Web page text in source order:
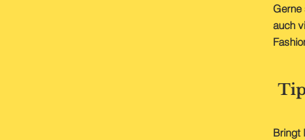
Gerne
auch
Bringt